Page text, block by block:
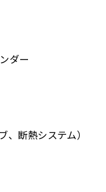
ダー
断熱システム）